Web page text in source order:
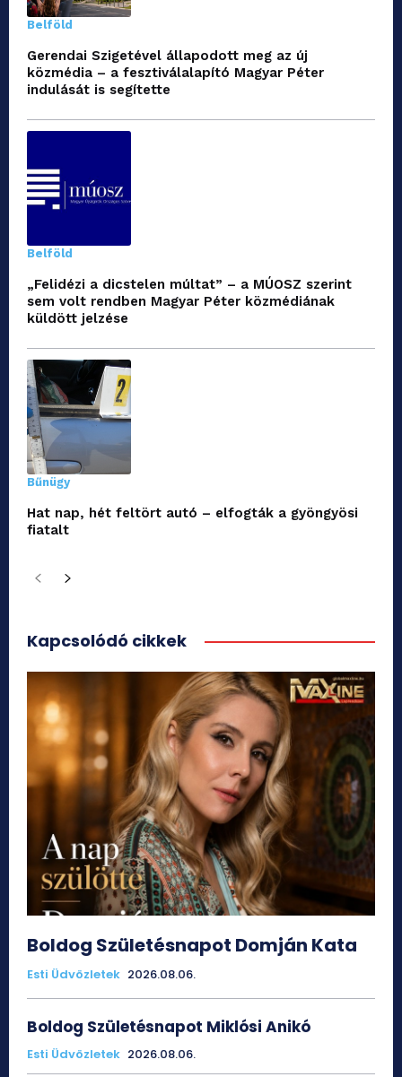
Belföld
Gerendai Szigetével állapodott meg az új
közmédia – a fesztiválalapító Magyar Péter
indulását is segítette
Belföld
„Felidézi a dicstelen múltat” – a MÚOSZ szerint
sem volt rendben Magyar Péter közmédiának
küldött jelzése
Bűnügy
Hat nap, hét feltört autó – elfogták a gyöngyösi
fiatalt
Kapcsolódó cikkek
Boldog Születésnapot Domján Kata
Esti Üdvözletek 2026.08.06.
Boldog Születésnapot Miklósi Anikó
Esti Üdvözletek 2026.08.06.